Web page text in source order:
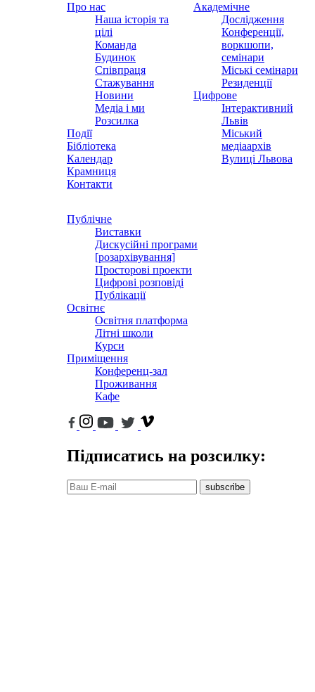
Про нас
Наша історія та
цілі
Команда
Будинок
Співпраця
Стажування
Новини
Медіа і ми
Розсилка
Події
Бібліотека
Календар
Крамниця
Контакти
Академічне
Дослідження
Конференції,
воркшопи,
семінари
Міські семінари
Резиденції
Цифрове
Інтерактивний
Львів
Міський
медіаархів
Вулиці Львова
Публічне
Виставки
Дискусійні програми
[розархівування]
Просторові проекти
Цифрові розповіді
Публікації
Освітнє
Освітня платформа
Літні школи
Курси
Приміщення
Конференц-зал
Проживання
Кафе
Підписатись на розсилку:
subscribe